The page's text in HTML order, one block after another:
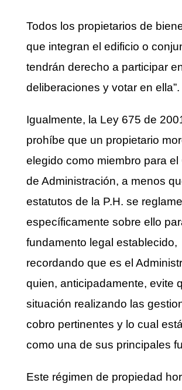
Todos los propietarios de
que integran el edificio o
tendrán derecho a participar
deliberaciones y votar en ella”.
Igualmente, la Ley 675 de
prohíbe que un propietario
elegido como miembro para el
de Administración, a menos
estatutos de la P.H. se
específicamente sobre ello
fundamento legal establecido,
recordando que es el
quien, anticipadamente, evite
situación realizando las
cobro pertinentes y lo cual
como una de sus principales
Este régimen de propiedad